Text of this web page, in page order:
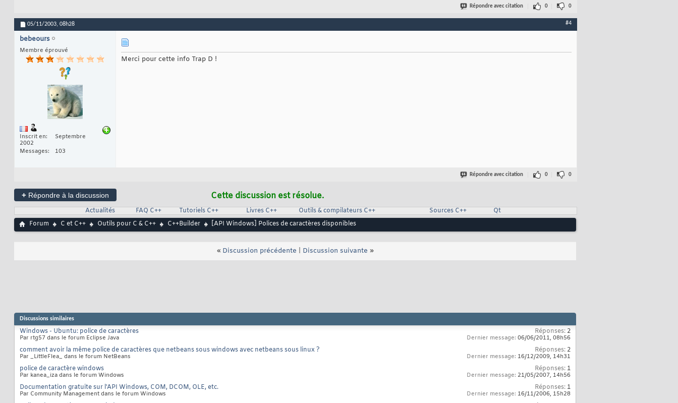
Répondre avec citation 0 0
05/11/2003, 08h28 #4
bebeours
Membre éprouvé
Inscrit en
Septembre
2002
Messages
103
Merci pour cette info Trap D !
Répondre avec citation 0 0
+ Répondre à la discussion Cette discussion est résolue.
Actualités FAQ C++ Tutoriels C++ Livres C++ Outils & compilateurs C++ Sources C++
Qt
Forum
C et C++ Outils pour C & C++ C++Builder [API Windows] Polices de caractères disponibles
« Discussion précédente Discussion suivante »
Discussions similaires
Windows - Ubuntu: police de caractères
Par rtg57 dans le forum Eclipse Java
Réponses: 2
Dernier message: 06/06/2011, 08h56
comment avoir la même police de caractères que netbeans sous windows avec netbeans sous linux ?
Par _LittleFlea_ dans le forum NetBeans
Réponses: 2
Dernier message: 16/12/2009, 14h31
police de caractère windows
Par kanea_iza dans le forum Windows
Réponses: 1
Dernier message: 21/05/2007, 14h56
Documentation gratuite sur l'API Windows, COM, DCOM, OLE, etc.
Par Community Management dans le forum Windows
Réponses: 1
Dernier message: 16/11/2006, 15h28